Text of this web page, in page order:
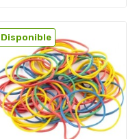
Disponible